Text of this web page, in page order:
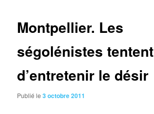
Montpellier. Les
ségolénistes tentent
d’entretenir le désir
Publié le3 octobre 2011